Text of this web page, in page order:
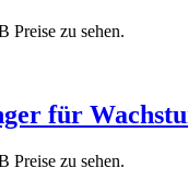
Preise zu sehen.
für
Preise zu sehen.